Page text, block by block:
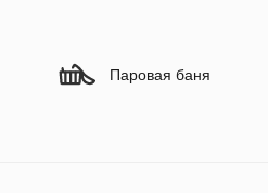
Паровая баня